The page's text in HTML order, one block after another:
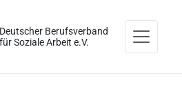
Deutscher Berufsverband
für Soziale Arbeit e.V.